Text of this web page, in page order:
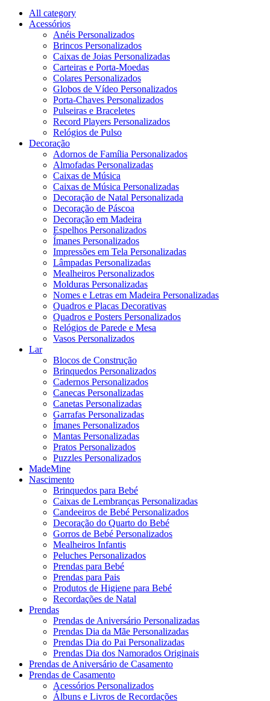
All category
Acessórios
Anéis Personalizados
Brincos Personalizados
Caixas de Joias Personalizadas
Carteiras e Porta-Moedas
Colares Personalizados
Globos de Vídeo Personalizados
Porta-Chaves Personalizados
Pulseiras e Braceletes
Record Players Personalizados
Relógios de Pulso
Decoração
Adornos de Família Personalizados
Almofadas Personalizadas
Caixas de Música
Caixas de Música Personalizadas
Decoração de Natal Personalizada
Decoração de Páscoa
Decoração em Madeira
Espelhos Personalizados
Ímanes Personalizados
Impressões em Tela Personalizadas
Lâmpadas Personalizadas
Mealheiros Personalizados
Molduras Personalizadas
Nomes e Letras em Madeira Personalizadas
Quadros e Placas Decorativas
Quadros e Posters Personalizados
Relógios de Parede e Mesa
Vasos Personalizados
Lar
Blocos de Construção
Brinquedos Personalizados
Cadernos Personalizados
Canecas Personalizadas
Canetas Personalizadas
Garrafas Personalizadas
Ímanes Personalizados
Mantas Personalizadas
Pratos Personalizados
Puzzles Personalizados
MadeMine
Nascimento
Brinquedos para Bebé
Caixas de Lembranças Personalizadas
Candeeiros de Bebé Personalizados
Decoração do Quarto do Bebé
Gorros de Bebé Personalizados
Mealheiros Infantis
Peluches Personalizados
Prendas para Bebé
Prendas para Pais
Produtos de Higiene para Bebé
Recordações de Natal
Prendas
Prendas de Aniversário Personalizadas
Prendas Dia da Mãe Personalizadas
Prendas Dia do Pai Personalizadas
Prendas Dia dos Namorados Originais
Prendas de Aniversário de Casamento
Prendas de Casamento
Acessórios Personalizados
Álbuns e Livros de Recordações